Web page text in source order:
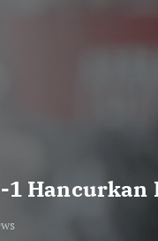
1 Hancurkan